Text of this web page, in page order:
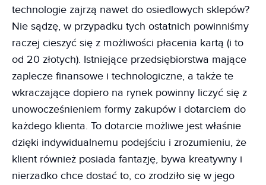
technologie zajrzą nawet do osiedlowych sklepów?
Nie sądzę, w przypadku tych ostatnich powinniśmy
raczej cieszyć się z możliwości płacenia kartą (i to
od 20 złotych). Istniejące przedsiębiorstwa mające
zaplecze finansowe i technologiczne, a także te
wkraczające dopiero na rynek powinny liczyć się z
unowocześnieniem formy zakupów i dotarciem do
każdego klienta. To dotarcie możliwe jest właśnie
dzięki indywidualnemu podejściu i zrozumieniu, że
klient również posiada fantazję, bywa kreatywny i
nierzadko chce dostać to, co zrodziło się w jego